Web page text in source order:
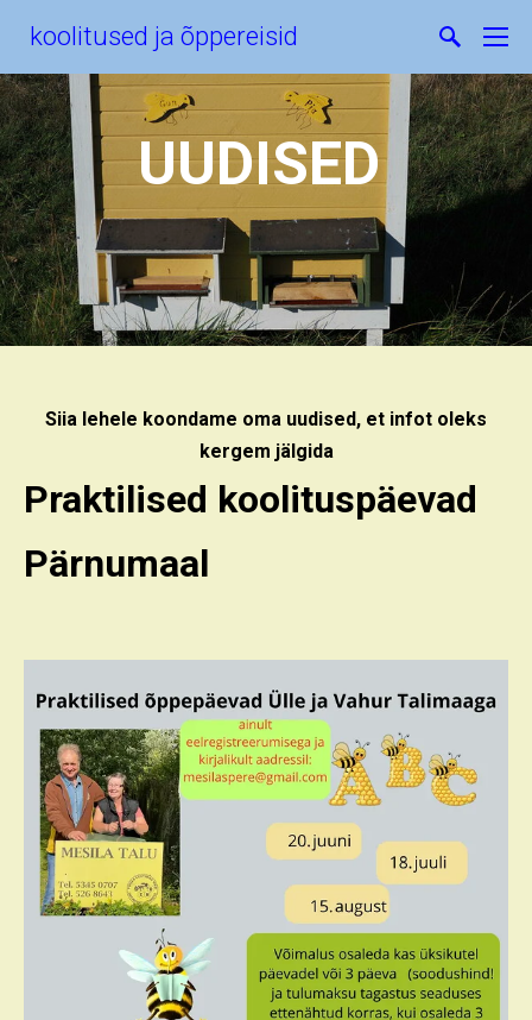
koolitused ja õppereisid
UUDISED
Siia lehele koondame oma uudised, et infot oleks
kergem jälgida
Praktilised koolituspäevad
Pärnumaal